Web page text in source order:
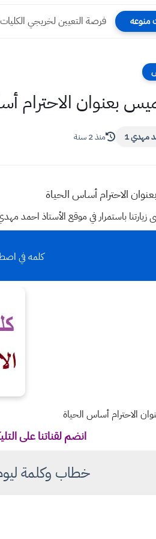
منوعه فرصة التعيين لخريجي
بعنوان الاحترام
مهدي 1 منذ 2 سنة
الاحترام أساس الحياة
زيارتنا باستمرار في موقع الأستاذ
كلمه في
الاحترام أساس الحياة
انضم لقناتنا على
خطاب وكلمة